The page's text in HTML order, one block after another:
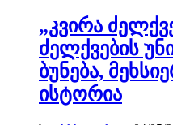
„კვირა
ძელქვების
ბუნება,
ისტორია